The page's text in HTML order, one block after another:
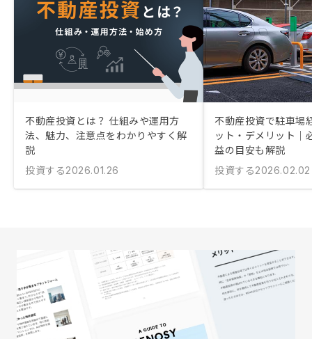
不動産投資とは？ 仕組みや運用方
法、魅力、注意点をわかりやすく解
説
投資する2026.01.26
不動産投資で駐車場
ット・デメリット｜
益の目安も解説
投資する2026.02.02